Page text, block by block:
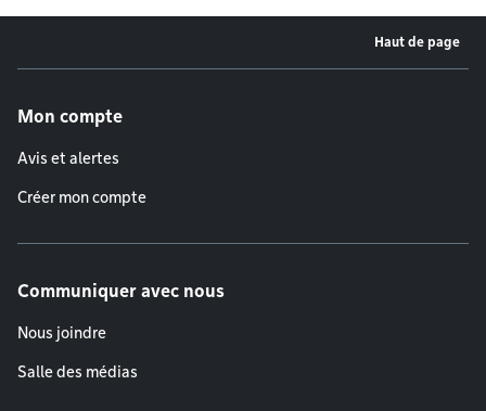
Haut de page
Mon compte
Avis et alertes
Créer mon compte
Communiquer avec nous
Nous joindre
Salle des médias